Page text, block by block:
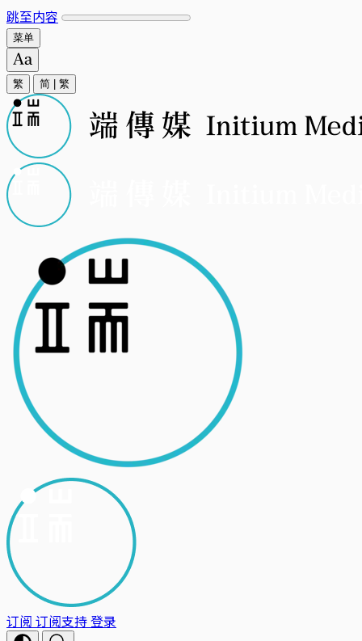
跳至内容
菜单
繁 简 繁
订阅 订阅支持登录